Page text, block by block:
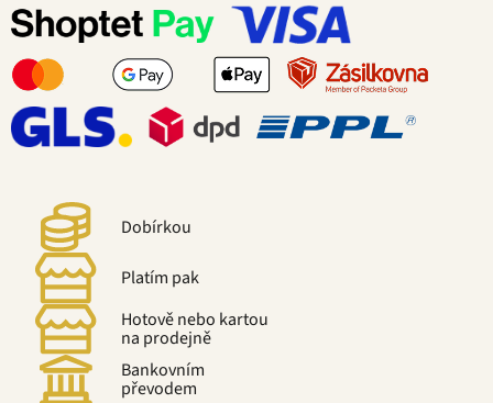
Dobírkou
Platím pak
Hotově nebo kartou
na prodejně
Bankovním
převodem